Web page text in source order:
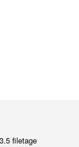
filetage